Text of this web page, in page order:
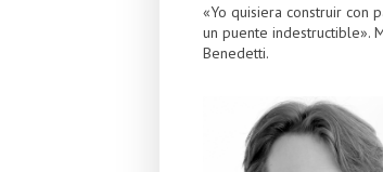
«Yo quisiera construir con
un puente indestructible».
Benedetti.